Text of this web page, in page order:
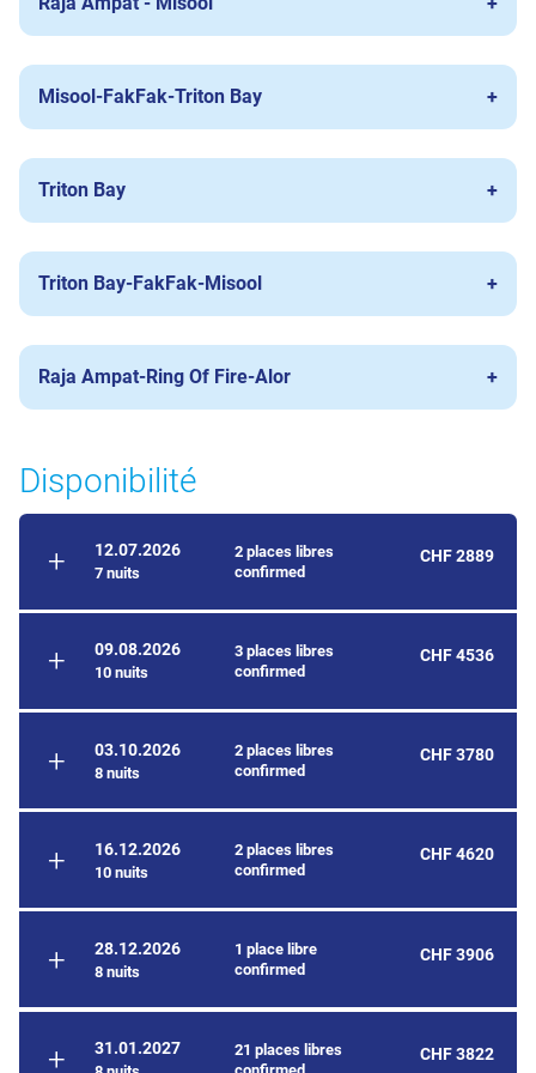
Misool-FakFak-Triton Bay
Triton Bay
Triton Bay-FakFak-Misool
Raja Ampat-Ring Of Fire-Alor
Disponibilité
12.07.2026
7 nuits
2 places libres
confirmed
CHF 2889
09.08.2026
10 nuits
3 places libres
confirmed
CHF 4536
03.10.2026
8 nuits
2 places libres
confirmed
CHF 3780
16.12.2026
10 nuits
2 places libres
confirmed
CHF 4620
28.12.2026
8 nuits
1 place libre
confirmed
CHF 3906
31.01.2027
21 places libres
CHF 3822